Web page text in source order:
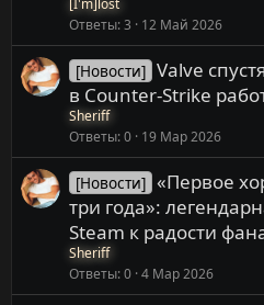
[I'm]lost
Ответы 3 12 Май 2026
[Новости] Valve
в Counter-Strike
Sheriff
Ответы 0 19 Мар 2026
[Новости] «Первое
три года»:
Steam к радости
Sheriff
Ответы 0 4 Мар 2026